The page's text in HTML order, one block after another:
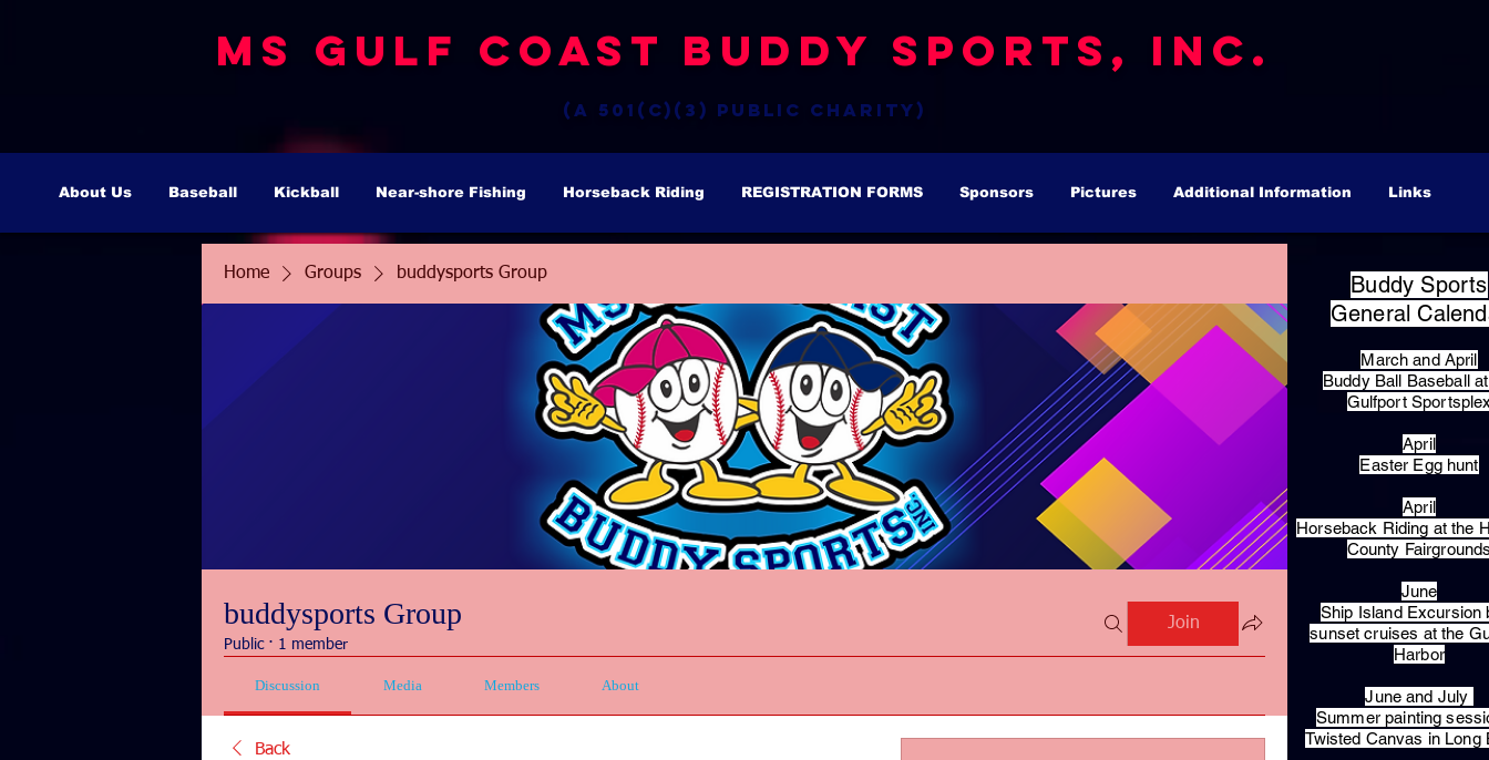
MS Gulf Coast Buddy Sports, Inc.
(a 501(c)(3) public charity)
About Us Baseball Kickball Near-shore Fishing Horseback Riding REGISTRATION FORMS Sponsors Pictures Additional Information Links
Home Groups buddysports Group
buddysports Group
Public · 1 member
Join
Discussion Media Members About
Back
Buddy Sports
General
March and April
Buddy Ball Baseball
Gulfport
April
Easter Egg hunt
April
Horseback Riding at the
County
June
Ship Island Excursion
sunset cruises at the
Harbor
June and July
Summer painting
Twisted Canvas in Long